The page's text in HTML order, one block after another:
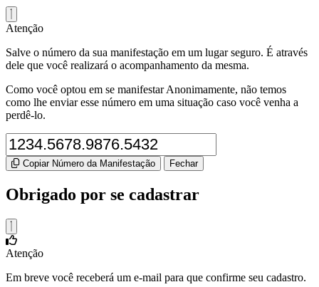
Atenção
Salve o número da sua manifestação em um lugar seguro. É através
dele que você realizará o acompanhamento da mesma.
Como você optou em se manifestar Anonimamente, não temos
como lhe enviar esse número em uma situação caso você venha a
perdê-lo.
Copiar Número da Manifestação Fechar
Obrigado por se cadastrar
Atenção
Em breve você receberá um e-mail para que confirme seu cadastro.